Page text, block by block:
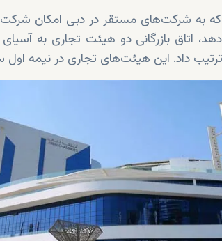
که به شرکت‌های مستقر در دبی امکان
اتاق بازرگانی دو هیئت تجاری به